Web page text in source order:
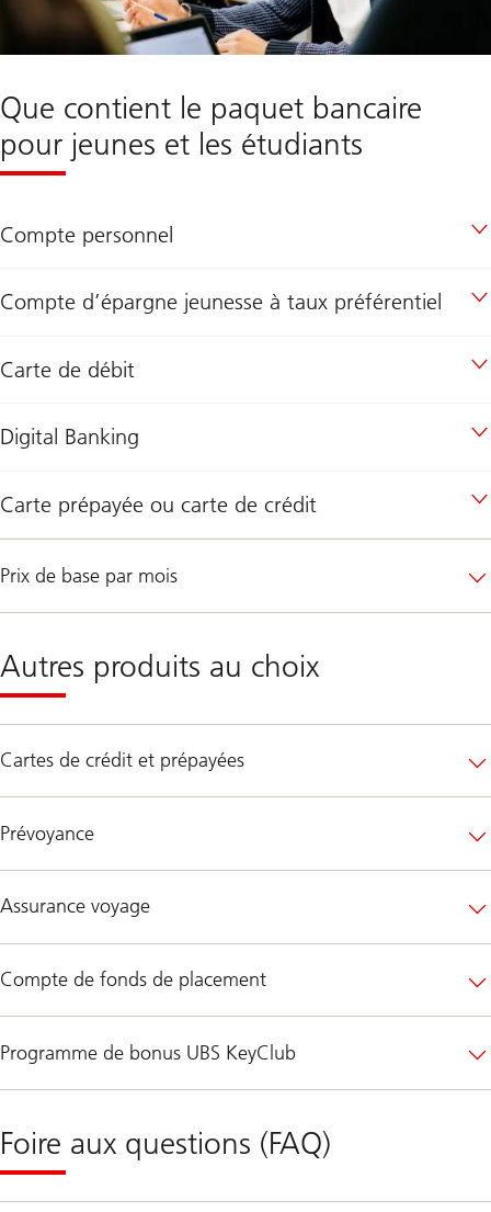
Que contient le paquet bancaire
pour jeunes et les étudiants
Compte personnel
Compte d’épargne jeunesse à taux préférentiel
Carte de débit
Digital Banking
Carte prépayée ou carte de crédit
Prix de base par mois
Autres produits au choix
Cartes de crédit et prépayées
Prévoyance
Assurance voyage
Compte de fonds de placement
Programme de bonus UBS KeyClub
Foire aux questions (FAQ)